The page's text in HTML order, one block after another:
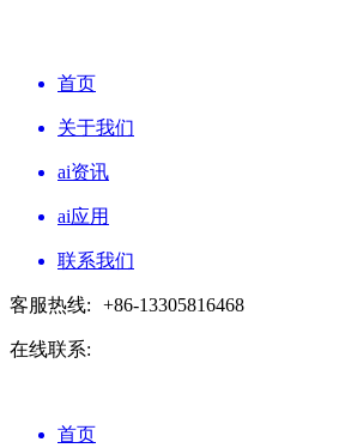
首页
关于我们
ai资讯
ai应用
联系我们
客服热线: +86-13305816468
在线联系:
首页